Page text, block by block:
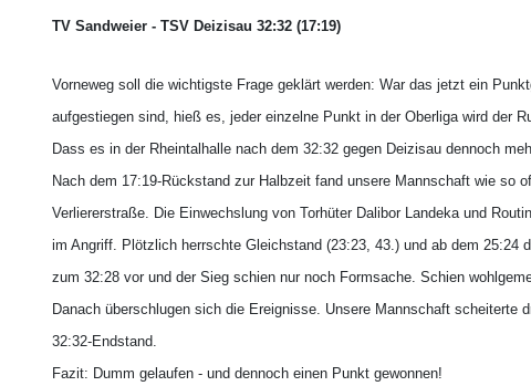
TV Sandweier - TSV Deizisau 32:32 (17:19)
Vorneweg soll die wichtigste Frage geklärt werden: War das jetzt ein
aufgestiegen sind, hieß es, jeder einzelne Punkt in der Oberliga wird der
Dass es in der Rheintalhalle nach dem 32:32 gegen Deizisau dennoch
Nach dem 17:19-Rückstand zur Halbzeit fand unsere Mannschaft wie
Verliererstraße. Die Einwechslung von Torhüter Dalibor Landeka und
im Angriff. Plötzlich herrschte Gleichstand (23:23, 43.) und ab dem
zum 32:28 vor und der Sieg schien nur noch Formsache. Schien
Danach überschlugen sich die Ereignisse. Unsere Mannschaft
32:32-Endstand.
Fazit: Dumm gelaufen - und dennoch einen Punkt gewonnen!